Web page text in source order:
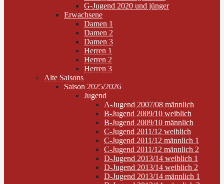
G-Jugend 2020 und jünger
Erwachsene
Damen 1
Damen 2
Damen 3
Herren 1
Herren 2
Herren 3
Alte Saisons
Saison 2025/2026
Jugend
A-Jugend 2007/08 männlich
B-Jugend 2009/10 weiblich
B-Jugend 2009/10 männlich
C-Jugend 2011/12 weiblich
C-Jugend 2011/12 männlich 1
C-Jugend 2011/12 männlich 2
D-Jugend 2013/14 weiblich 1
D-Jugend 2013/14 weiblich 2
D-Jugend 2013/14 männlich 1